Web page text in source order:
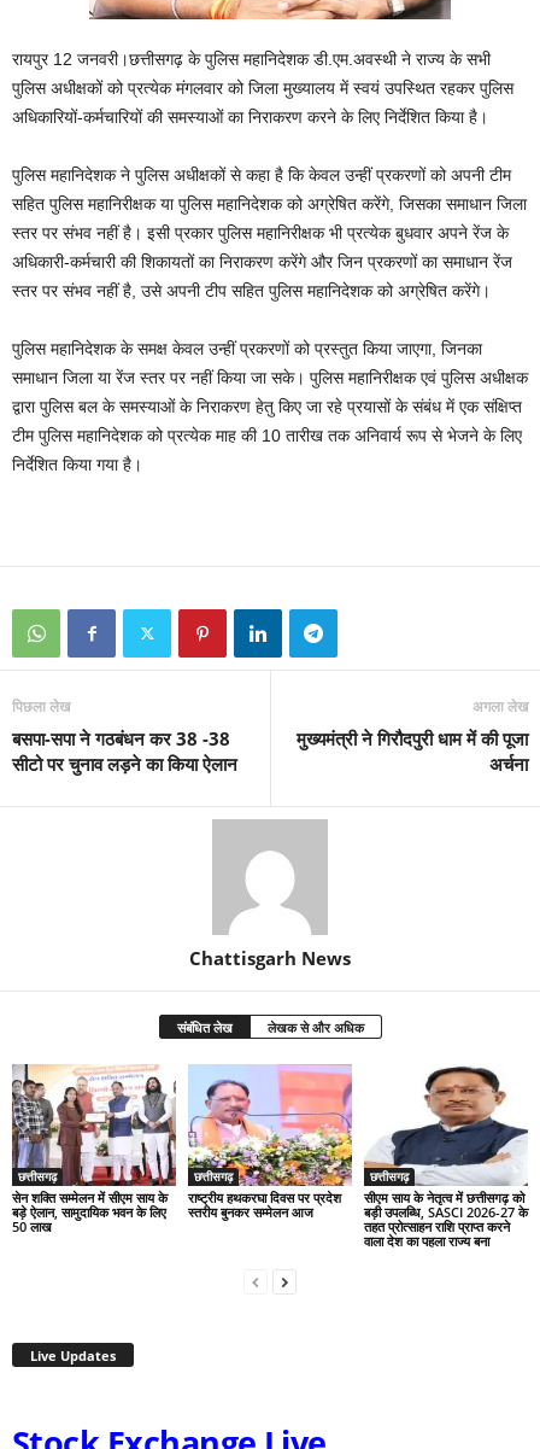
रायपुर 12 जनवरी।छत्तीसगढ़ के पुलिस महानिदेशक डी.एम.अवस्थी ने राज्य के सभी
पुलिस अधीक्षकों को प्रत्येक मंगलवार को जिला मुख्यालय में स्वयं उपस्थित रहकर पुलिस
अधिकारियों-कर्मचारियों की समस्याओं का निराकरण करने के लिए निर्देशित किया है।
पुलिस महानिदेशक ने पुलिस अधीक्षकों से कहा है कि केवल उन्हीं प्रकरणों को अपनी टीम
सहित पुलिस महानिरीक्षक या पुलिस महानिदेशक को अग्रेषित करेंगे, जिसका समाधान जिला
स्तर पर संभव नहीं है। इसी प्रकार पुलिस महानिरीक्षक भी प्रत्येक बुधवार अपने रेंज के
अधिकारी-कर्मचारी की शिकायतों का निराकरण करेंगे और जिन प्रकरणों का समाधान रेंज
स्तर पर संभव नहीं है, उसे अपनी टीप सहित पुलिस महानिदेशक को अग्रेषित करेंगे।
पुलिस महानिदेशक के समक्ष केवल उन्हीं प्रकरणों को प्रस्तुत किया जाएगा, जिनका
समाधान जिला या रेंज स्तर पर नहीं किया जा सके। पुलिस महानिरीक्षक एवं पुलिस अधीक्षक
द्वारा पुलिस बल के समस्याओं के निराकरण हेतु किए जा रहे प्रयासों के संबंध में एक संक्षिप्त
टीम पुलिस महानिदेशक को प्रत्येक माह की 10 तारीख तक अनिवार्य रूप से भेजने के लिए
निर्देशित किया गया है।
पिछला लेख
बसपा-सपा ने गठबंधन कर 38 -38
सीटो पर चुनाव लड़ने का किया ऐलान
अगला लेख
मुख्यमंत्री ने गिरौदपुरी धाम में की पूजा
अर्चना
Chattisgarh News
संबंधित लेख लेखक से और अधिक
छत्तीसगढ़
सेन शक्ति सम्मेलन में सीएम साय के
बड़े ऐलान, सामुदायिक भवन के लिए
50 लाख
छत्तीसगढ़
राष्ट्रीय हथकरघा दिवस पर प्रदेश
स्तरीय बुनकर सम्मेलन आज
छत्तीसगढ़
सीएम साय के नेतृत्व में छत्तीसगढ़ को
बड़ी उपलब्धि, SASCI 2026-27 के
तहत प्रोत्साहन राशि प्राप्त करने
वाला देश का पहला राज्य बना
Live Updates